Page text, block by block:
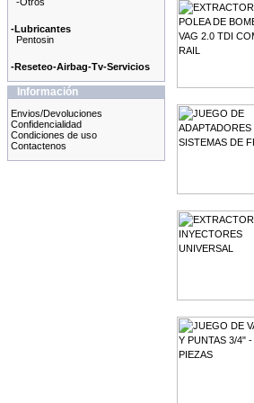
-Lubricantes
Pentosin
-Reseteo-Airbag-Tv-Servicios
Información
Envios/Devoluciones
Confidencialidad
Condiciones de uso
Contactenos